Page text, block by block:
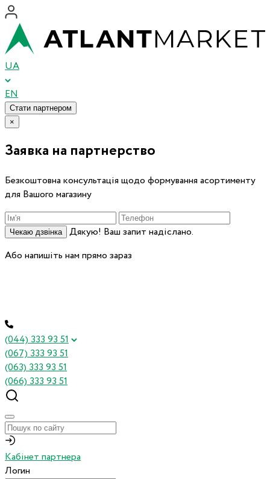
UA
EN
Стати партнером
×
Заявка на партнерство
Безкоштовна консультація щодо формування асортименту
для Вашого магазину
Чекаю дзвінка
Дякую! Ваш запит надіслано.
Або напишіть нам прямо зараз
(044) 333 93 51
(067) 333 93 51
(063) 333 93 51
(066) 333 93 51
Кабінет партнера
Логин